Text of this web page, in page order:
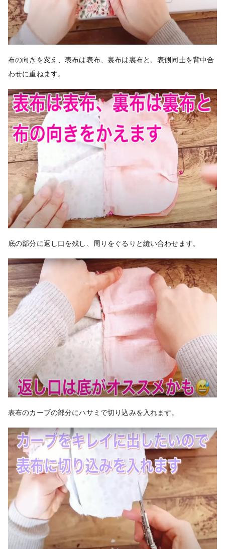
布の向きを変え、表布は表布、裏布は裏布と、表側同士を背中合
わせに重ねます。
底の部分に返し口を残し、周りをぐるりと縫い合わせます。
表布のカーブの部分にハサミで切り込みを入れます。